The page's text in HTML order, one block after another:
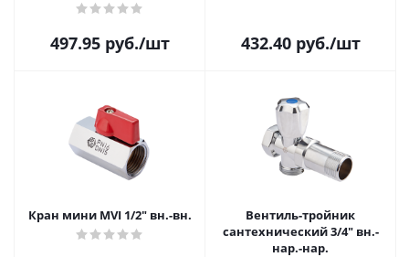
497.95руб./шт 432.40руб./шт
Кран мини MVI 1/2" вн.-вн.
Вентиль-тройник
сантехнический 3/4" вн.-
нар.-нар.